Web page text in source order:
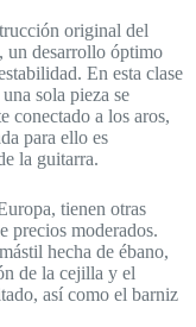
original del
un desarrollo óptimo
En esta clase
sola pieza se
conectado a los aros,
para ello es
la guitarra.
tienen otras
precios moderados.
hecha de ébano,
de la cejilla y el
así como el barniz